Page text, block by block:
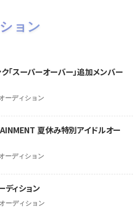
ョン
「スーパーオーバー」追加メンバー
ーディション
夏休み特別アイドルオー
ーディション
ィション
ーディション